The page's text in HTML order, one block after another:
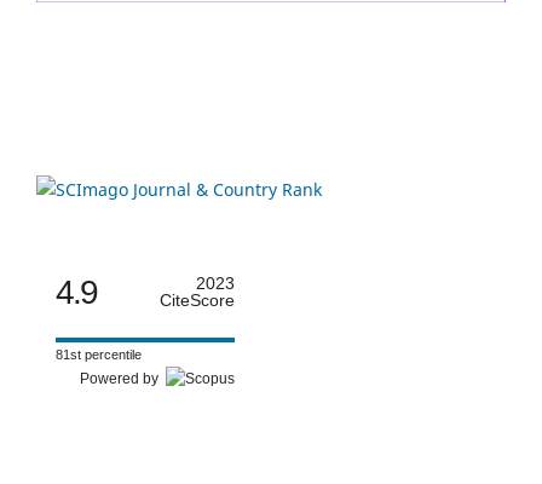
4.9
2023
CiteScore
81st percentile
Powered by